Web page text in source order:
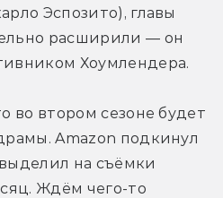
Эспозито), главы
расширили — он
Хоумлендера.
во втором сезоне будет
Amazon подкинул
на съёмки
Ждём чего-то